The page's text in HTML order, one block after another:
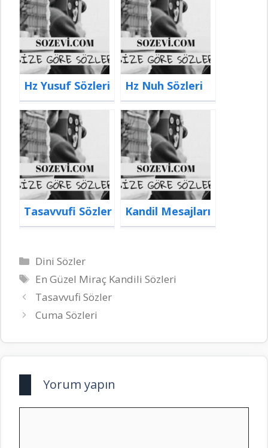
Hz Yusuf Sözleri Hz Nuh Sözleri
Tasavvufi Sözler Kandil Mesajları
Kategoriler
Dini Sözler
Etiketler
En Güzel Miraç Kandili Sözleri
Tasavvufi Sözler
Cuma Sözleri
Yorum yapın